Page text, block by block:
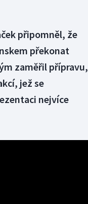
připomněl, že
překonat
zaměřil přípravu,
jež se
nejvíce